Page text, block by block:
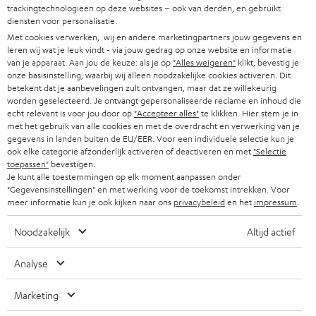
w
s
b
r
i
e
f
HIFI-SPEAKERS
SMART HOME
BLUETOOTH
KOPTELEFOONS
BLUETOOTH KOPTELEFOONS
COMPLETE SETS
SPEAKERS
ULTIMA
IN-EAR
FANSHOP
PERS & MARKETING
B2B
PARTNERPROGRAMMA
BLOG
NEWSLETTER
STORES
TEUFEL VOORDELEN
TEUFEL STORY
MANAGEMENT
DUURZAAMHEID
DUITSLAND
OOSTENRIJK
ZWITSERLAND
NEDERLAND
BELGIË
FRANKRIJK
POLEN
SPANJE
'Kennelijke' (typ)fouten voorbehouden. De op de foto's afgebeelde
accessoires zijn niet bij de levering inbegrepen. Eventuele
trackingtechnologieën op deze websites – ook van derden, en gebruikt
diensten voor personalisatie.
Met cookies verwerken, wij en andere marketingpartners jouw gegevens en
leren wij wat je leuk vindt - via jouw gedrag op onze website en informatie
van je apparaat. Aan jou de keuze: als je op "Alles weigeren" klikt, bevestig je
onze basisinstelling, waarbij wij alleen noodzakelijke cookies activeren. Dit
betekent dat je aanbevelingen zult ontvangen, maar dat ze willekeurig
worden geselecteerd. Je ontvangt gepersonaliseerde reclame en inhoud die
echt relevant is voor jou door op "Accepteer alles"te klikken. Hier stem je in
met het gebruik van alle cookies en met de overdracht en verwerking van je
gegevens in landen buiten de EU/EER. Voor een individuele selectie kun je
ook elke categorie afzonderlijk activeren of deactiveren en met "Selectie
toepassen" bevestigen.
Je kunt alle toestemmingen op elk moment aanpassen onder
"Gegevensinstellingen" en met werking voor de toekomst intrekken. Voor
meer informatie kun je ook kijken naar ons privacybeleiden het impressum
Noodzakelijk Altijd actief
Analyse
Marketing